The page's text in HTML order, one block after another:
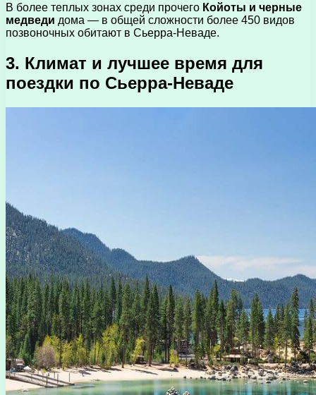
В более теплых зонах среди прочего Койоты и черные
медведи дома — в общей сложности более 450 видов
позвоночных обитают в Сьерра-Неваде.
3. Климат и лучшее время для
поездки по Сьерра-Неваде